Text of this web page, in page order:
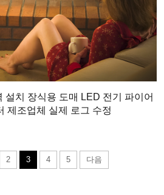
설치 장식용 도매 LED 전기 파이어
제조업체 실제 로그 수정
2 3 4 5 다음